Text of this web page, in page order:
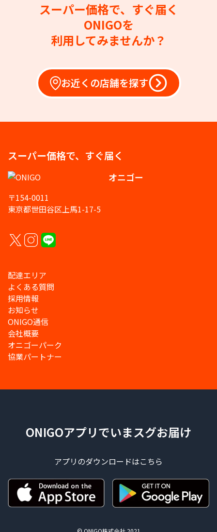
スーパー価格で、すぐ届く
ONIGOを
利用してみませんか？
お近くの店舗を探す
スーパー価格で、すぐ届く
オニゴー
〒154-0011
東京都世田谷区上馬1-17-5
配達エリア
よくある質問
採用情報
お知らせ
ONIGO通信
会社概要
オニゴーパーク
協業パートナー
ONIGOアプリでいまスグお届け
アプリのダウンロードはこちら